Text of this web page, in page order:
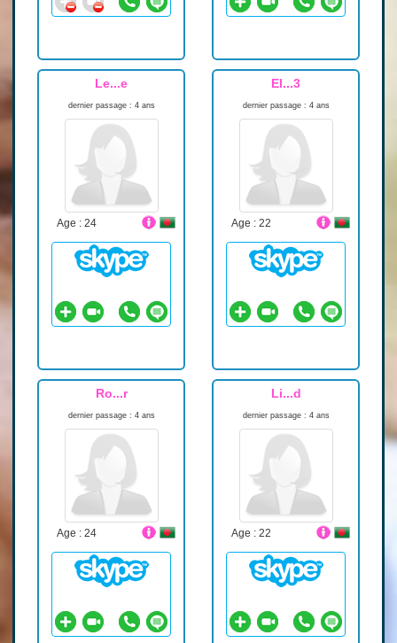
Le...e
dernier passage : 4 ans
Age : 24
El...3
dernier passage : 4 ans
Age : 22
Ro...r
dernier passage : 4 ans
Age : 24
Li...d
dernier passage : 4 ans
Age : 22